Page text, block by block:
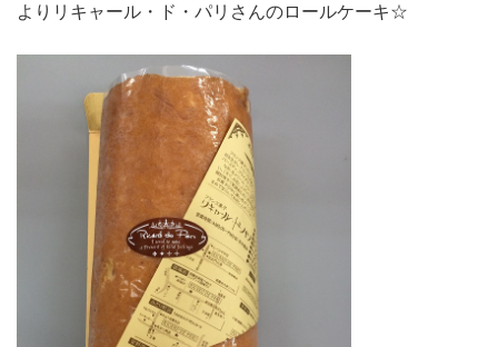
よりリキャール・ド・パリさんのロールケーキ☆